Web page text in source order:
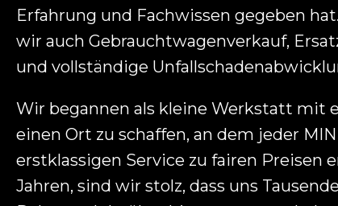
Erfahrung und Fachwissen gegeben
wir auch Gebrauchtwagenverkauf,
und vollständige
Wir begannen als kleine Werkstatt mit
einen Ort zu schaffen, an dem jeder
erstklassigen Service zu fairen Preisen
Jahren, sind wir stolz, dass uns